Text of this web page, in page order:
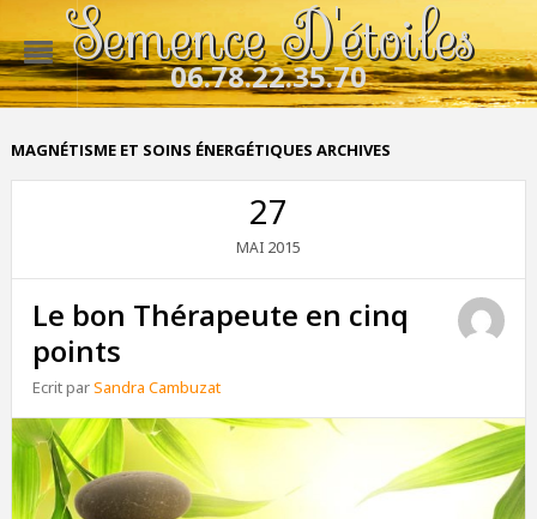
Semence D'étoiles
06.78.22.35.70
MAGNÉTISME ET SOINS ÉNERGÉTIQUES ARCHIVES
27
MAI 2015
Le bon Thérapeute en cinq
points
Ecrit parSandra Cambuzat